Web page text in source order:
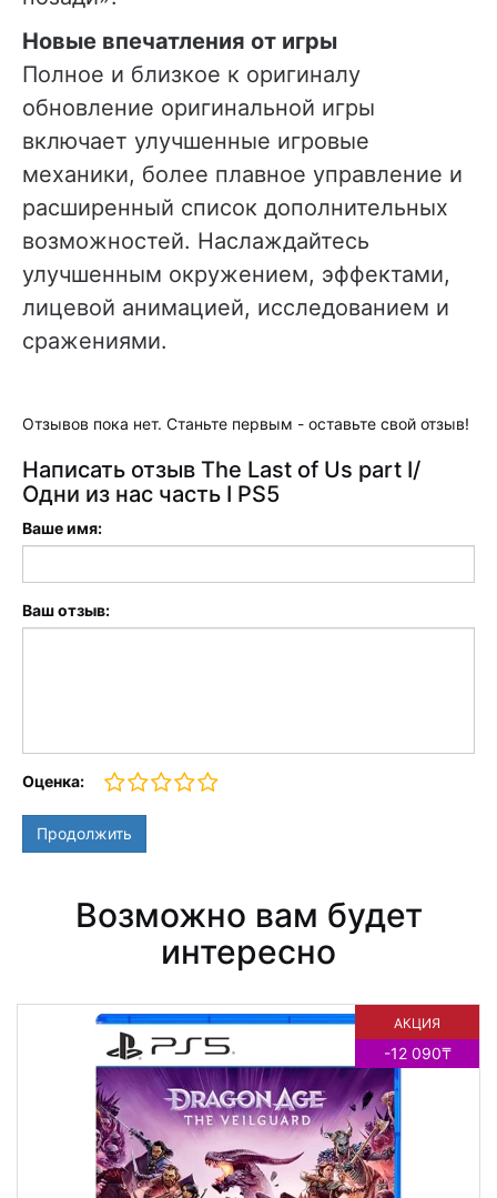
Новые впечатления от игры
Полное и близкое к оригиналу
обновление оригинальной игры
включает улучшенные игровые
механики, более плавное управление и
расширенный список дополнительных
возможностей. Наслаждайтесь
улучшенным окружением, эффектами,
лицевой анимацией, исследованием и
сражениями.
Отзывов пока нет. Станьте первым - оставьте свой отзыв!
Написать отзыв The Last of Us part I/
Одни из нас часть I PS5
Ваше имя:
Ваш отзыв:
Оценка:
Продолжить
Возможно вам будет
интересно
АКЦИЯ
-12 090₸